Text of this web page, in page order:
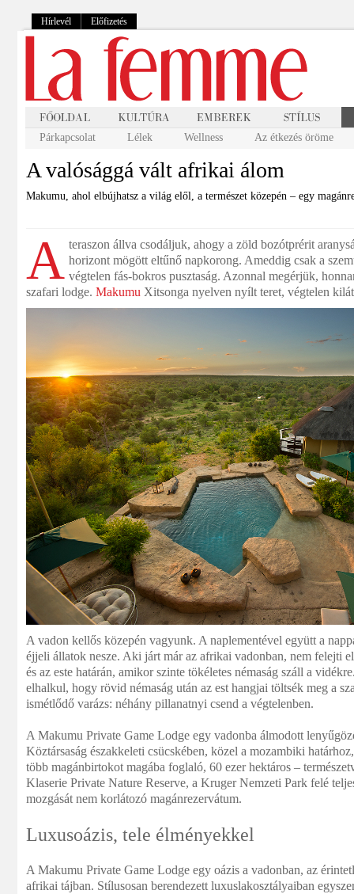
Hírlevél Előfizetés
Párkapcsolat Lélek Wellness Az étkezés öröme
A valósággá vált afrikai álom
Makumu, ahol elbújhatsz a világ elől, a természet közepén – egy
A teraszon állva csodáljuk, ahogy a zöld bozótprérit
horizont mögött eltűnő napkorong. Ameddig csak a
végtelen fás-bokros pusztaság. Azonnal megérjük,
szafari lodge. Makumu Xitsonga nyelven nyílt teret, végtelen
A vadon kellős közepén vagyunk. A naplementével együtt a
éjjeli állatok nesze. Aki járt már az afrikai vadonban, nem felejti
és az este határán, amikor szinte tökéletes némaság száll a
elhalkul, hogy rövid némaság után az est hangjai töltsék meg a
ismétlődő varázs: néhány pillanatnyi csend a végtelenben.
A Makumu Private Game Lodge egy vadonba álmodott
Köztársaság északkeleti csücskében, közel a mozambiki
több magánbirtokot magába foglaló, 60 ezer hektáros –
Klaserie Private Nature Reserve, a Kruger Nemzeti Park felé
mozgását nem korlátozó magánrezervátum.
Luxusoázis, tele élményekkel
A Makumu Private Game Lodge egy oázis a vadonban, az
afrikai tájban. Stílusosan berendezett luxuslakosztályaiban